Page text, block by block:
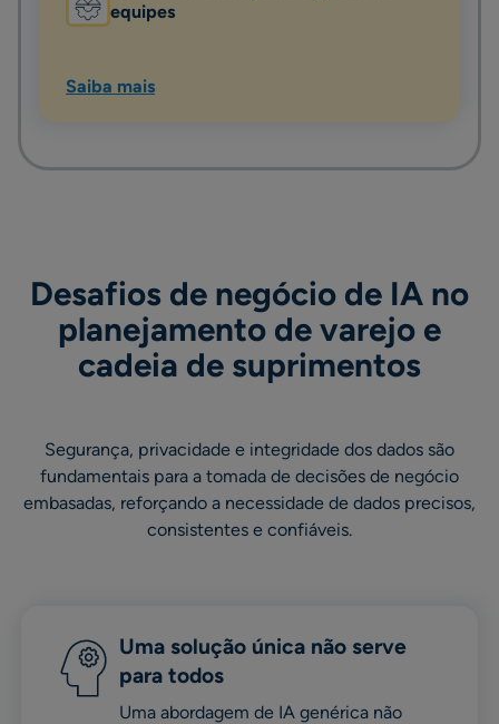
equipes
Saiba mais
Desafios de negócio de IA no
planejamento de varejo e
cadeia de suprimentos
Segurança, privacidade e integridade dos dados são
fundamentais para a tomada de decisões de negócio
embasadas, reforçando a necessidade de dados precisos,
consistentes e confiáveis.
Uma solução única não serve
para todos
Uma abordagem de IA genérica não